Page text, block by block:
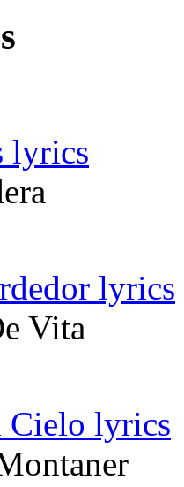
lyrics
lyrics
Vita
Cielo lyrics